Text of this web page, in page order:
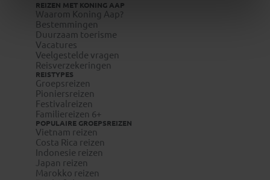
REIZEN MET KONING AAP
Waarom Koning Aap?
Bestemmingen
Duurzaam toerisme
Vacatures
Veelgestelde vragen
Reisverzekeringen
REISTYPES
Groepsreizen
Pioniersreizen
Festivalreizen
Familiereizen 6+
POPULAIRE GROEPSREIZEN
Vietnam reizen
Costa Rica reizen
Indonesie reizen
Japan reizen
Marokko reizen